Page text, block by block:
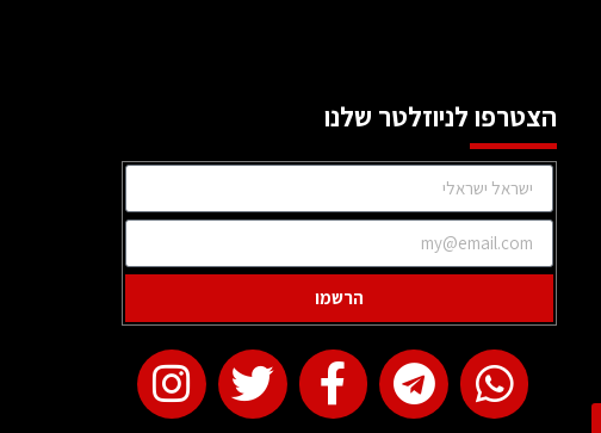
הצטרפו לניוזלטר שלנו
הרשמו